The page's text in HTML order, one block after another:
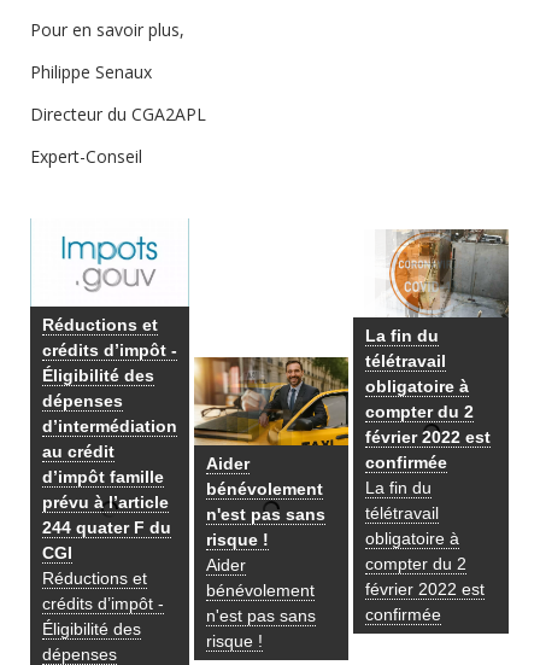
Pour en savoir plus,
Philippe Senaux
Directeur du CGA2APL
Expert-Conseil
Réductions et
crédits d’impôt -
Éligibilité des
dépenses
d’intermédiation
au crédit
d’impôt famille
prévu à l’article
244 quater F du
CGI
Réductions et
crédits d’impôt -
Éligibilité des
dépenses
Aider
bénévolement
n'est pas sans
risque !
Aider
bénévolement
n'est pas sans
risque !
La fin du
télétravail
obligatoire à
compter du 2
février 2022 est
confirmée
La fin du
télétravail
obligatoire à
compter du 2
février 2022 est
confirmée